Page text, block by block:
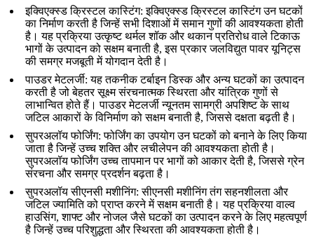
इक्विएक्स्ड क्रिस्टल कास्टिंग:इक्विएक्स्ड क्रिस्टल कास्टिंगउन घटकों
का निर्माण करती है जिन्हें सभी दिशाओं में समान गुणों की आवश्यकता होती
है। यह प्रक्रिया उत्कृष्ट थर्मल शॉक और थकान प्रतिरोध वाले टिकाऊ
भागों के उत्पादन को सक्षम बनाती है, इस प्रकार जलविद्युत पावर यूनिट्स
की समग्र मजबूती में योगदान देती है।
पाउडर मेटलर्जी: यह तकनीक टर्बाइन डिस्क और अन्य घटकों का उत्पादन
करती है जो बेहतर सूक्ष्म संरचनात्मक स्थिरता और यांत्रिक गुणों से
लाभान्वित होते हैं।पाउडर मेटलर्जीन्यूनतम सामग्री अपशिष्ट के साथ
जटिल आकारों के विनिर्माण को सक्षम बनाती है, जिससे दक्षता बढ़ती है।
सुपरअलॉय फोर्जिंग: फोर्जिंग का उपयोग उन घटकों को बनाने के लिए किया
जाता है जिन्हें उच्च शक्ति और लचीलेपन की आवश्यकता होती है।
सुपरअलॉय फोर्जिंगउच्च तापमान पर भागों को आकार देती है, जिससे ग्रेन
संरचना और समग्र प्रदर्शन बढ़ता है।
सुपरअलॉय सीएनसी मशीनिंग:सीएनसी मशीनिंगतंग सहनशीलता और
जटिल ज्यामिति को प्राप्त करने में सक्षम बनाती है। यह प्रक्रिया वाल्व
हाउसिंग, शाफ्ट और नोजल जैसे घटकों का उत्पादन करने के लिए महत्वपूर्ण
है जिन्हें उच्च परिशुद्धता और स्थिरता की आवश्यकता होती है।